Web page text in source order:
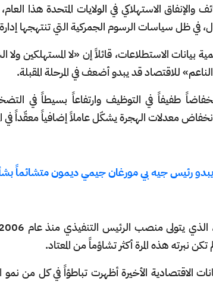
والإنفاق الاستهلاكي في الولايات المتحدة هذا
في ظل سياسات الرسوم الجمركية التي تنتهجها
الاستطلاعات، قائلاً إن «لا المستهلكين
للاقتصاد قد يبدو أضعف في المرحلة المقبلة.
طفيفاً في التوظيف وارتفاعاً بسيطاً في
معدلات الهجرة يشكّل عاملاً إضافياً معقّداً في
رئيس جيه بي مورغان جيمي ديمون متشائماً
تكن نبرته هذه المرة أكثر تشاؤماً من المعتاد.
الاقتصادية الأخيرة أظهرت تباطؤاً في كل من